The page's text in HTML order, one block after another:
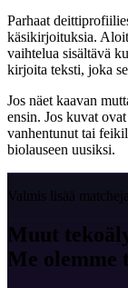
Parhaat
käsikirjoituksia.
vaihtelua sisältävä
kirjoita teksti, joka
Jos näet kaavan
ensin. Jos kuvat
vanhentunut tai
biolauseen uusiksi.
Valmis lisää
Muut
Me olemme